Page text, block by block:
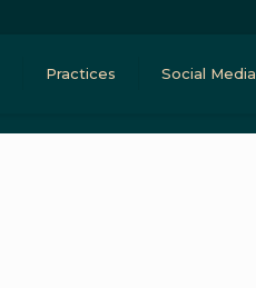
Practices Social Media